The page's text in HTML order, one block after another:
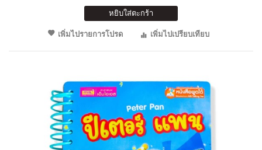
หยิบใส่ตะกร้า
เพิ่มไปรายการโปรด
เพิ่มไปเปรียบเทียบ